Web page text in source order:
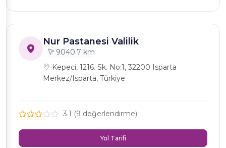
Nur Pastanesi Valilik
9040.7 km
Kepeci, 1216. Sk. No:1, 32200 Isparta
Merkez/Isparta, Türkiye
3.1 (9 değerlendirme)
Yol Tarifi